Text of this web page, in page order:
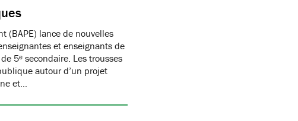
(BAPE) lance de nouvelles
et enseignants de
5ᵉ secondaire. Les trousses
autour d’un projet
et…